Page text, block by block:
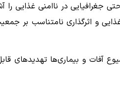
و حتی جغرافیایی در ناامنی غذایی
و اثرگذاری نامتناسب بر
آفات و بیماری‌ها تهدیدهای